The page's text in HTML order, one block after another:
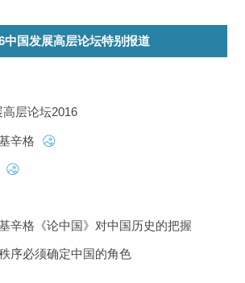
中国发展高层论坛特别报道
层论坛2016
辛格
格《论中国》对中国历史的把握
序必须确定中国的角色